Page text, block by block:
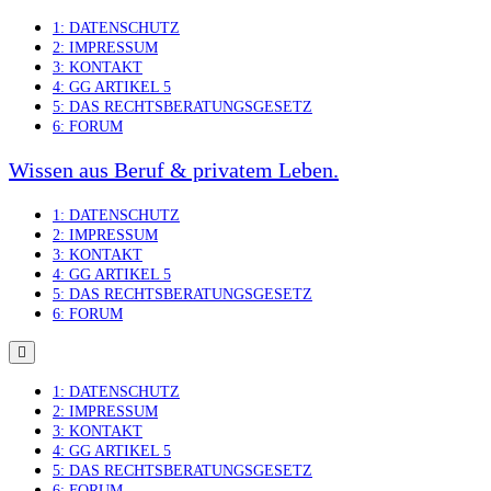
Skip
content
1: DATENSCHUTZ
2: IMPRESSUM
3: KONTAKT
4: GG ARTIKEL 5
5: DAS RECHTSBERATUNGSGESETZ
6: FORUM
Wissen aus Beruf & privatem Leben.
1: DATENSCHUTZ
2: IMPRESSUM
3: KONTAKT
4: GG ARTIKEL 5
5: DAS RECHTSBERATUNGSGESETZ
6: FORUM
1: DATENSCHUTZ
2: IMPRESSUM
3: KONTAKT
4: GG ARTIKEL 5
5: DAS RECHTSBERATUNGSGESETZ